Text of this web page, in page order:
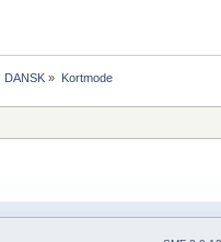
DANSK » Kortmode